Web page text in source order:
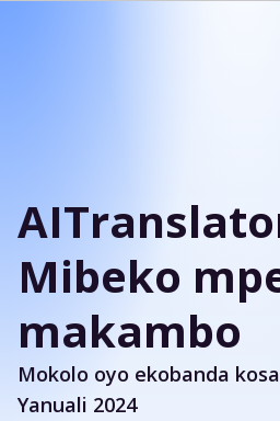
Mibeko
makambo
Mokolo oyo ekobanda
Yanuali 2024